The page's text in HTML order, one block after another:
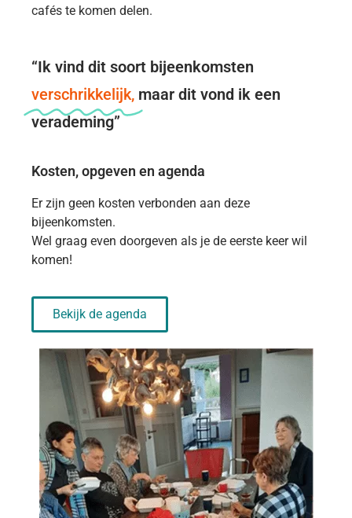
cafés te komen delen.
“Ik vind dit soort bijeenkomsten
verschrikkelijk, maar dit vond ik een
verademing”
Kosten, opgeven en agenda
Er zijn geen kosten verbonden aan deze
bijeenkomsten.
Wel graag even doorgeven als je de eerste keer wil
komen!
Bekijk de agenda